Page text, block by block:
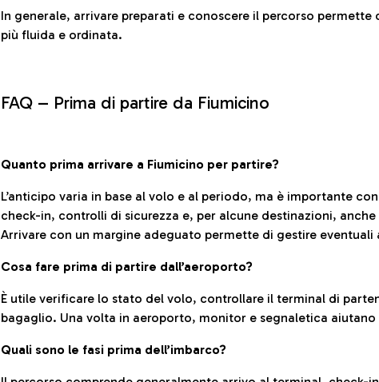
In generale, arrivare preparati e conoscere il percorso permette
più fluida e ordinata.
FAQ – Prima di partire da Fiumicino
Quanto prima arrivare a Fiumicino per partire?
L’anticipo varia in base al volo e al periodo, ma è importante
check-in, controlli di sicurezza e, per alcune destinazioni,
Arrivare con un margine adeguato permette di gestire eventuali
Cosa fare prima di partire dall’aeroporto?
È utile verificare lo stato del volo, controllare il terminal di
bagaglio. Una volta in aeroporto, monitor e segnaletica
Quali sono le fasi prima dell’imbarco?